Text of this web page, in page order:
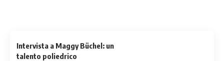
Intervista a Maggy Büchel: un
talento poliedrico